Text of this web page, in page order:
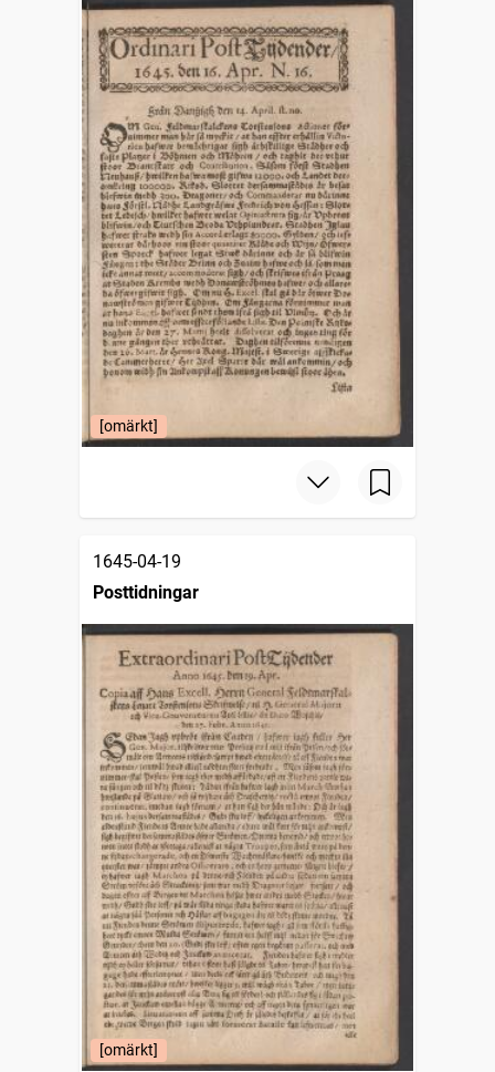
[omärkt]
1645-04-19
Posttidningar
[omärkt]